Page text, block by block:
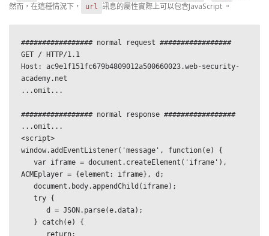
然而，在這種情況下，
url 訊息的屬性實際上可以包含JavaScript 。
################# normal request #################
GET / HTTP/1.1
Host: ac9e1f151fc679b4809012a500660023.web-security-
academy.net
...omit...
################# normal response #################
...omit...
<script>
window.addEventListener('message', function(e) {
ACMEplayer = {element: iframe}, d;